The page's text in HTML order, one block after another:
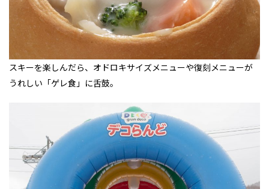
スキーを楽しんだら、オドロキサイズメニューや復刻メニューが
うれしい「ゲレ食」に舌鼓。